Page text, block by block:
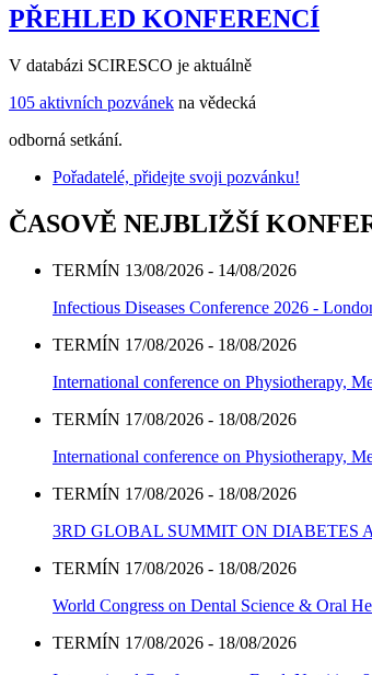
PŘEHLED KONFERENCÍ
V databázi SCIRESCO je aktuálně
105 aktivních pozvánek na vědecká
odborná setkání.
Pořadatelé, přidejte svoji pozvánku!
ČASOVĚ NEJBLIŽŠÍ
TERMÍN 13/08/2026 - 14/08/2026
Infectious Diseases Conference 2026 -
TERMÍN 17/08/2026 - 18/08/2026
International conference on Physiotherapy,
TERMÍN 17/08/2026 - 18/08/2026
International conference on Physiotherapy,
TERMÍN 17/08/2026 - 18/08/2026
3RD GLOBAL SUMMIT ON DIABETES
TERMÍN 17/08/2026 - 18/08/2026
World Congress on Dental Science & Oral
TERMÍN 17/08/2026 - 18/08/2026